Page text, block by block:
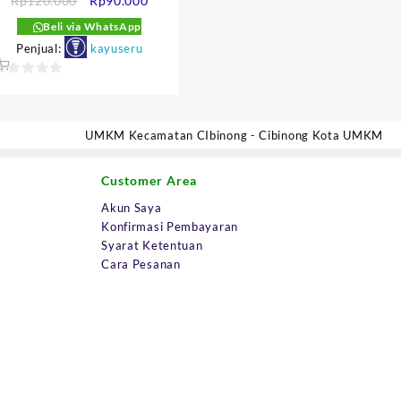
aslinya
adalah:
Rp120.000.
Beli via WhatsApp
Penjual: kayuseru
UMKM Kecamatan CIbinong - Cibinong Kota UMKM
Customer Area
Akun Saya
Konfirmasi Pembayaran
Syarat Ketentuan
Cara Pesanan